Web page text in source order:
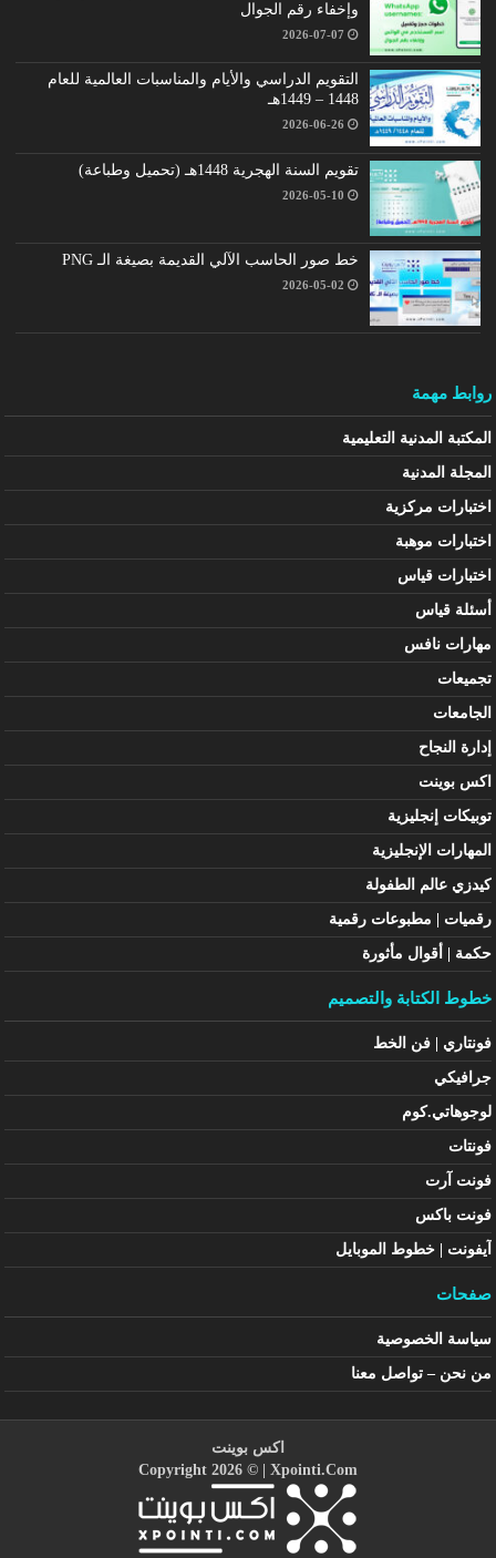
وإخفاء رقم الجوال
2026-07-07
التقويم الدراسي والأيام والمناسبات العالمية للعام
1448 – 1449هـ
2026-06-26
تقويم السنة الهجرية 1448هـ (تحميل وطباعة)
2026-05-10
خط صور الحاسب الآلي القديمة بصيغة الـ PNG
2026-05-02
روابط مهمة
المكتبة المدنية التعليمية
المجلة المدنية
اختبارات مركزية
اختبارات موهبة
اختبارات قياس
أسئلة قياس
مهارات نافس
تجميعات
الجامعات
إدارة النجاح
اكس بوينت
توبيكات إنجليزية
المهارات الإنجليزية
كيدزي عالم الطفولة
رقميات | مطبوعات رقمية
حكمة | أقوال مأثورة
خطوط الكتابة والتصميم
فونتاري | فن الخط
جرافيكي
لوجوهاتي.كوم
فونتات
فونت آرت
فونت باكس
آيفونت | خطوط الموبايل
صفحات
سياسة الخصوصية
من نحن – تواصل معنا
اكس بوينت
Copyright 2026 © | Xpointi.Com